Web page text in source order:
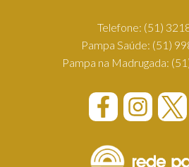
Telefone: (51)
Pampa Saúde: (51)
Pampa na Madrugada: